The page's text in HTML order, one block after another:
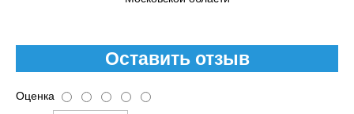
Оставить отзыв
Оценка